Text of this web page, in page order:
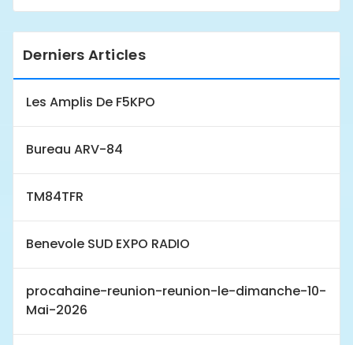
Derniers Articles
Les Amplis De F5KPO
Bureau ARV-84
TM84TFR
Benevole SUD EXPO RADIO
procahaine-reunion-reunion-le-dimanche-10-
Mai-2026